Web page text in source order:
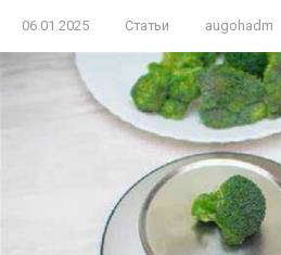
06.01.2025 Статьи augohadm